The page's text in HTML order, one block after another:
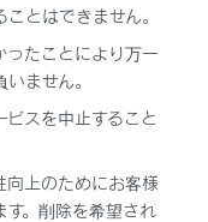
とはできません。
ったことにより万一
ません。
スを中止すること
向上のためにお客様
す。削除を希望され